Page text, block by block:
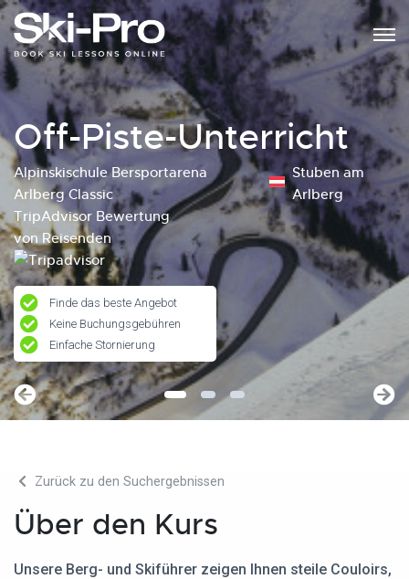
Off-Piste-Unterricht
Alpinskischule Bersportarena
Arlberg Classic
Stuben am
Arlberg
TripAdvisor Bewertung
von Reisenden
Finde das beste Angebot
Keine Buchungsgebühren
Einfache Stornierung
Zurück zu den Suchergebnissen
Über den Kurs
Unsere Berg- und Skiführer zeigen Ihnen steile Couloirs,